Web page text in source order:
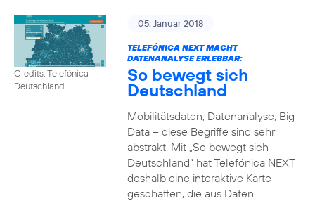
Credits: Telefónica
Deutschland
05. Januar 2018
TELEFÓNICA NEXT MACHT
DATENANALYSE ERLEBBAR:
So bewegt sich
Deutschland
Mobilitätsdaten, Datenanalyse, Big
Data – diese Begriffe sind sehr
abstrakt. Mit „So bewegt sich
Deutschland“ hat Telefónica NEXT
deshalb eine interaktive Karte
geschaffen, die aus Daten